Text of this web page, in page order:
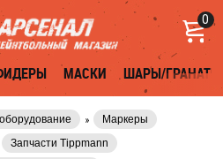
0
МАСКИ ШАРЫ/ГРАНАТЫ
Маркеры
Запчасти Tippmann